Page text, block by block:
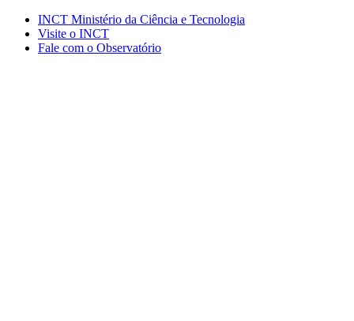
Conteúdo principal Menu principal Rodapé
INCT Ministério da Ciência e Tecnologia
Visite o INCT
Fale com o Observatório